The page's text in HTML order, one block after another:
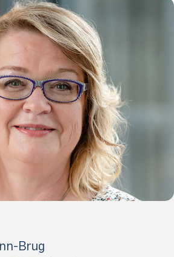
Brug